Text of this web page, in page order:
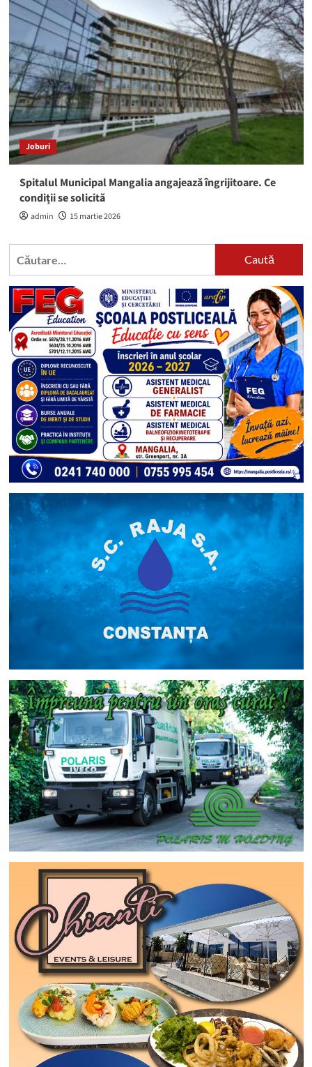
Joburi
Spitalul Municipal Mangalia angajează îngrijitoare. Ce
condiții se solicită
admin 15 martie 2026